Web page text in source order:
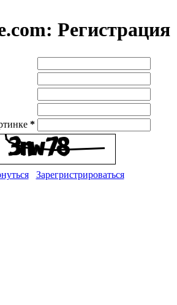
Регистрация
*
Зарегристрироваться